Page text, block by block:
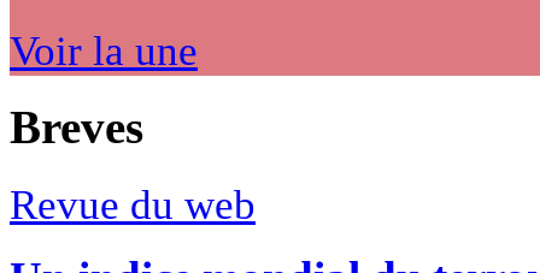
Voir la une
Breves
Revue du web